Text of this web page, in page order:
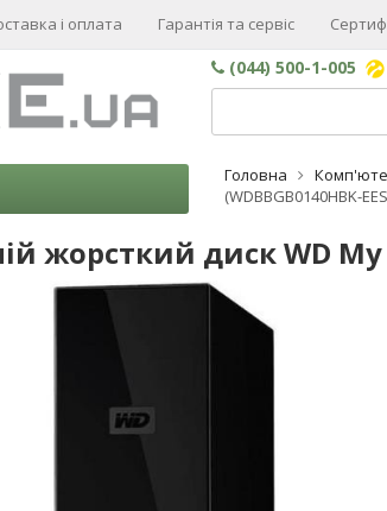
і оплата Гарантія та сервіс
(044) 500-1-005
Головна
(WDBBGB0140HBK-
жорсткий диск WD My